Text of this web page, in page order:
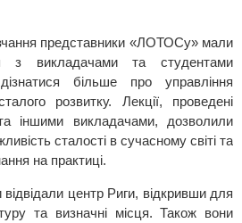
представники «ЛОТОСу» мали
з викладачами та студентами
більше про управління
розвитку. Лекції, проведені
іншими викладачами, дозволили
сталості в сучасному світі та
на практиці.
центр Риги, відкривши для
та визначні місця. Також вони